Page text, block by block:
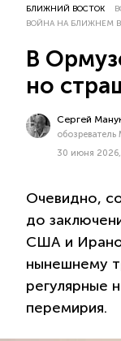
БЛИЖНИЙ ВОСТОК
ВОЙНА НА БЛИЖНЕМ
В
но
Сергей
обозреватель
30 июня
Очевидно,
до
США и
нынешнему
регулярные
перемирия.